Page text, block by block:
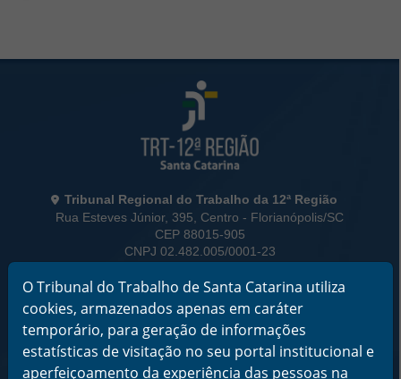
Informações de Contato
Tribunal Regional do Trabalho da 12ª Região
Rua Esteves Júnior, 395, Centro - Florianópolis/SC
CEP 88015-905
CNPJ 02.482.005/0001-23
Horário de Funcionamento:
De segunda a sexta-feira das 12 às 18 horas
Telefone: (48) 3216-4000
Links Rápidos
O Tribunal do Trabalho de Santa Catarina utiliza
cookies, armazenados apenas em caráter
temporário, para geração de informações
estatísticas de visitação no seu portal institucional e
aperfeiçoamento da experiência das pessoas na